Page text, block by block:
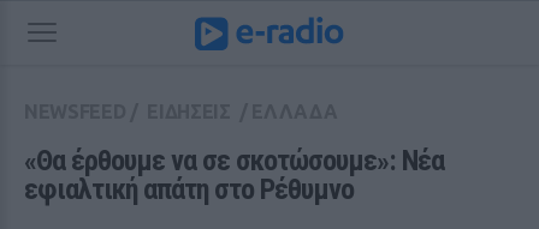
«Θα έρθουμε να σε σκοτώσουμε»: Νέα
εφιαλτική απάτη στο Ρέθυμνο